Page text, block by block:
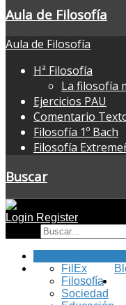
Aula de Filosofía
Aula de Filosofía
Hª Filosofía
La filosofía
Ejercicios PAU
Comentario
Filosofía 1º Bach
Filosofía
Buscar
Login Register
FilEx
Filosofía
Sociedad